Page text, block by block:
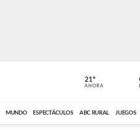
ABC CARDINAL
21º
AHORA
MUNDO ESPECTÁCULOS ABC RURAL JUEGOS